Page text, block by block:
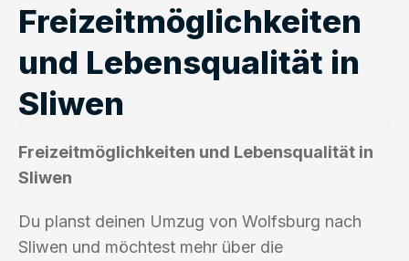
Freizeitmöglichkeiten
und Lebensqualität in
Sliwen
Freizeitmöglichkeiten und Lebensqualität in
Sliwen
Du planst deinen Umzug von Wolfsburg nach
Sliwen und möchtest mehr über die